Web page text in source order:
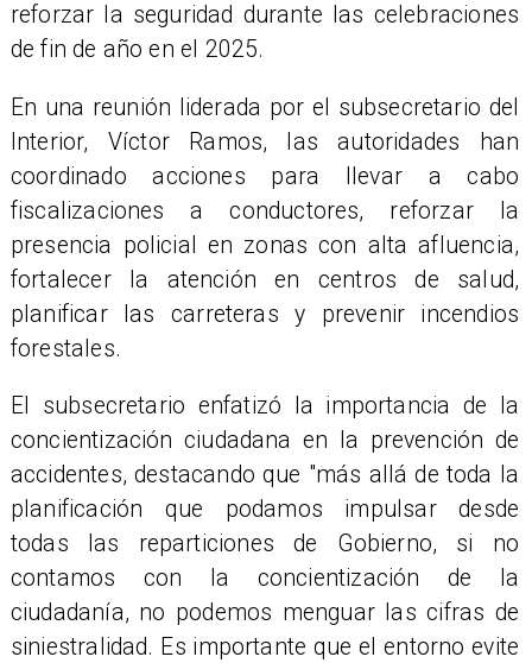
reforzar la seguridad durante las celebraciones
de fin de año en el 2025.
En una reunión liderada por el subsecretario del
Interior, Víctor Ramos, las autoridades han
coordinado acciones para llevar a cabo
fiscalizaciones a conductores, reforzar la
presencia policial en zonas con alta afluencia,
fortalecer la atención en centros de salud,
planificar las carreteras y prevenir incendios
forestales.
El subsecretario enfatizó la importancia de la
concientización ciudadana en la prevención de
accidentes, destacando que "más allá de toda la
planificación que podamos impulsar desde
todas las reparticiones de Gobierno, si no
contamos con la concientización de la
ciudadanía, no podemos menguar las cifras de
siniestralidad. Es importante que el entorno evite